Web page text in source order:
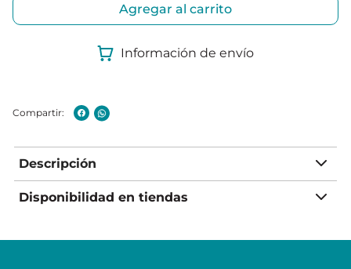
Agregar al carrito
Información de envío
Descripción
Disponibilidad en tiendas